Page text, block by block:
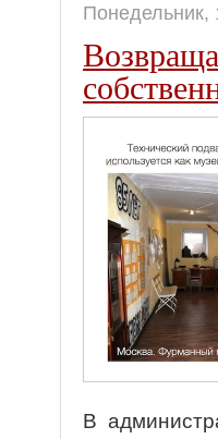
Понедельник,
В